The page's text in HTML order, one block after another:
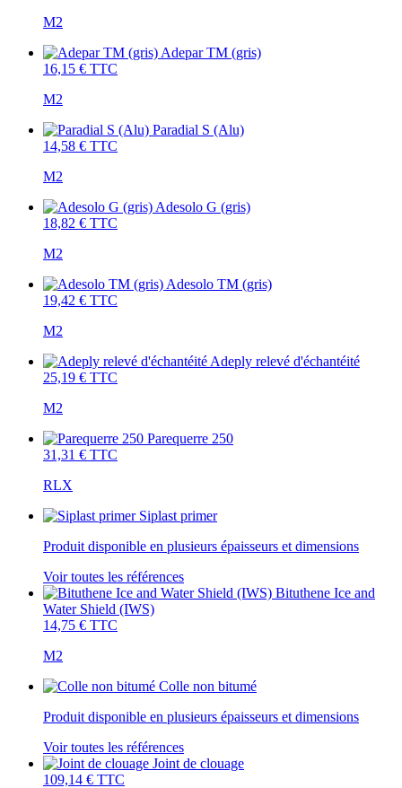
M2
Adepar TM (gris)
16,15 € TTC
M2
Paradial S (Alu)
14,58 € TTC
M2
Adesolo G (gris)
18,82 € TTC
M2
Adesolo TM (gris)
19,42 € TTC
M2
Adeply relevé d'échantéité
25,19 € TTC
M2
Parequerre 250
31,31 € TTC
RLX
Siplast primer
Produit disponible en plusieurs épaisseurs et dimensions
Voir toutes les références
Bituthene Ice and
Water Shield (IWS)
14,75 € TTC
M2
Colle non bitumé
Produit disponible en plusieurs épaisseurs et dimensions
Voir toutes les références
Joint de clouage
109,14 € TTC